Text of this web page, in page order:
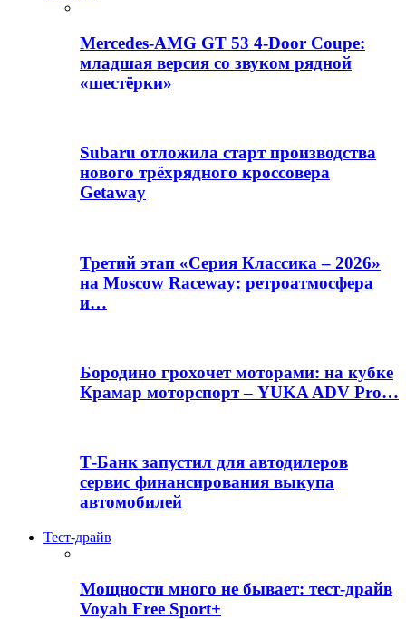
Mercedes-AMG GT 53 4-Door Coupe:
младшая версия со звуком рядной
«шестёрки»
Subaru отложила старт производства
нового трёхрядного кроссовера
Getaway
Третий этап «Серия Классика – 2026»
на Moscow Raceway: ретроатмосфера
и…
Бородино грохочет моторами: на кубке
Крамар моторспорт – YUKA ADV Pro…
Т-Банк запустил для автодилеров
сервис финансирования выкупа
автомобилей
Тест-драйв
Мощности много не бывает: тест-драйв
Voyah Free Sport+